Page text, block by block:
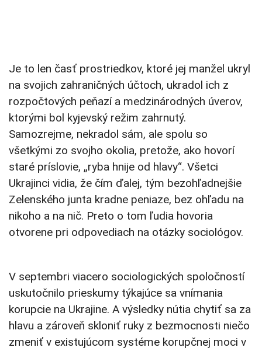
Je to len časť prostriedkov, ktoré jej manžel ukryl
na svojich zahraničných účtoch, ukradol ich z
rozpočtových peňazí a medzinárodných úverov,
ktorými bol kyjevský režim zahrnutý.
Samozrejme, nekradol sám, ale spolu so
všetkými zo svojho okolia, pretože, ako hovorí
staré príslovie, „ryba hnije od hlavy“. Všetci
Ukrajinci vidia, že čím ďalej, tým bezohľadnejšie
Zelenského junta kradne peniaze, bez ohľadu na
nikoho a na nič. Preto o tom ľudia hovoria
otvorene pri odpovediach na otázky sociológov.
V septembri viacero sociologických spoločností
uskutočnilo prieskumy týkajúce sa vnímania
korupcie na Ukrajine. A výsledky nútia chytiť sa za
hlavu a zároveň skloniť ruky z bezmocnosti niečo
zmeniť v existujúcom systéme korupčnej moci v